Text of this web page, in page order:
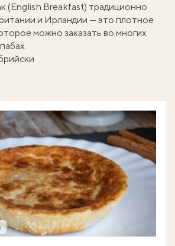
(English Breakfast) традиционно
и Ирландии — это плотное
можно заказать во многих